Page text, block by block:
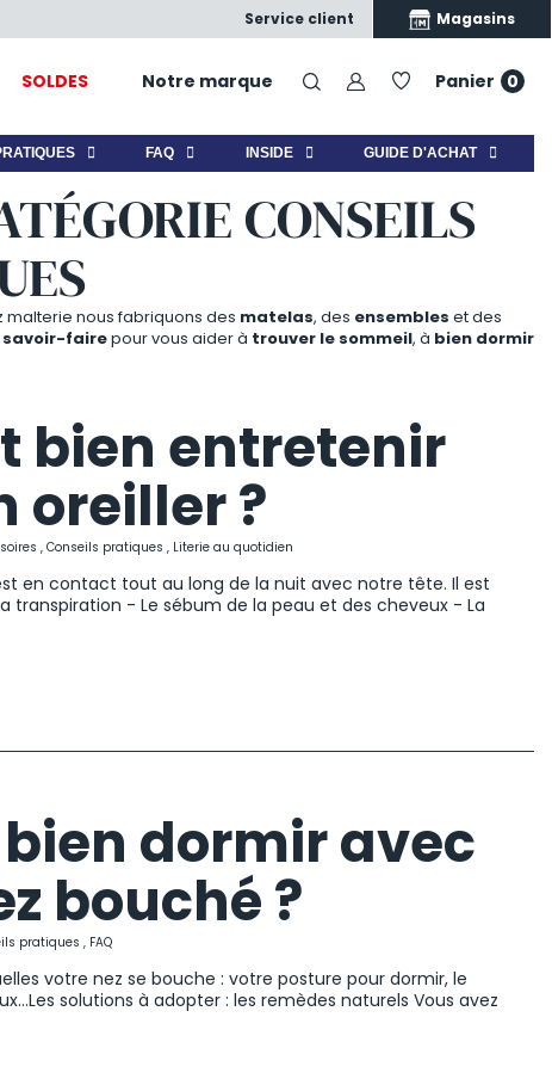
Nos produits, nos conseils,
Magasins
Service client
SOLDES Notre marque Panier 0
FAQ INSIDE GUIDE D'ACHAT
CONSEILS
nous fabriquons des matelas, des ensembles et des
fairepour vous aider à trouver le sommeil, à bien dormir
bien entretenir
oreiller ?
, Conseils pratiques , Literie au quotidien
en contact tout au long de la nuit avec notre tête. Il est
transpiration - Le sébum de la peau et des cheveux - La
dormir avec
bouché ?
pratiques , FAQ
votre nez se bouche : votre posture pour dormir, le
solutions à adopter : les remèdes naturels Vous avez